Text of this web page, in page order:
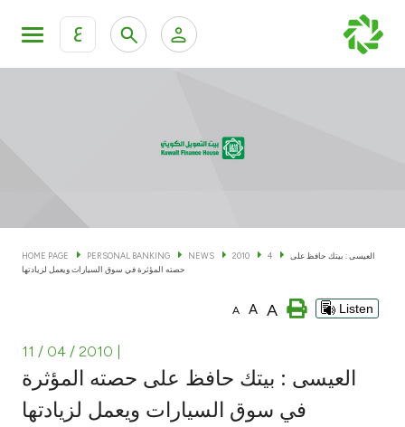
ع
KFH Online Corporate Banking Services
Cards
Banking Tiers
Investment
HOME PAGE PERSONAL BANKING NEWS 2010 4
العيسى : بيتك حافظ على
حصته المؤثرة في سوق السيارات ويعمل لزيادتها
A A A Listen
11 / 04 / 2010
العيسى : بيتك حافظ على حصته المؤثرة
في سوق السيارات ويعمل لزيادتها